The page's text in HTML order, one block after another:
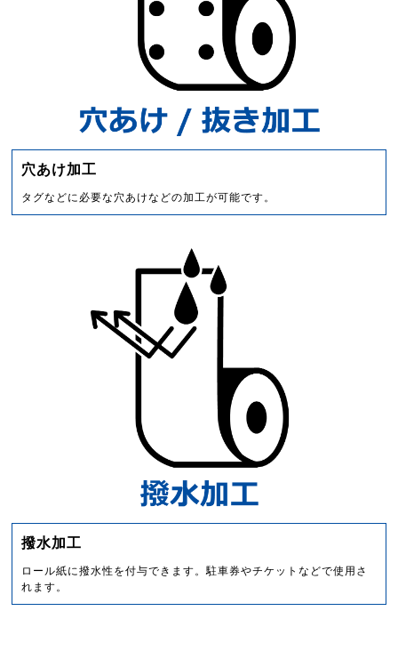
穴あけ加工
タグなどに必要な穴あけなどの加工が可能です。
撥水加工
ロール紙に撥水性を付与できます。駐車券やチケットなどで使用さ
れます。